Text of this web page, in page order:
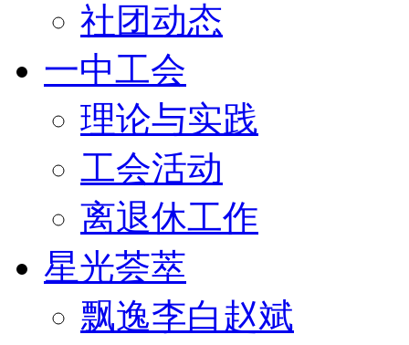
社团动态
一中工会
理论与实践
工会活动
离退休工作
星光荟萃
飘逸李白赵斌